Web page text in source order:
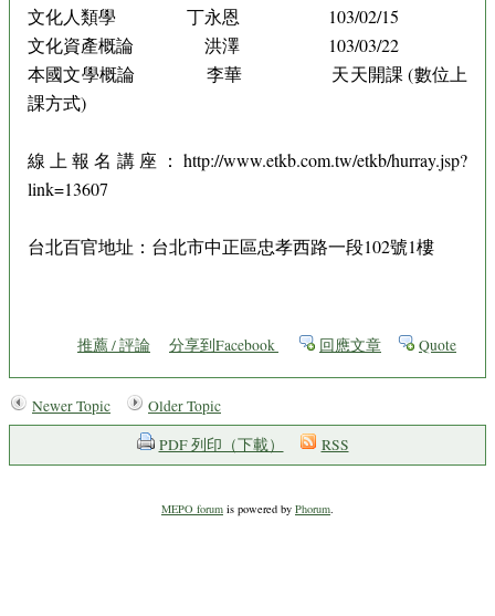
文化人類學 丁永恩 103/02/15
文化資產概論 洪澤 103/03/22
本國文學概論 李華 天天開課 (數位上
課方式)
線上報名講座：http://www.etkb.com.tw/etkb/hurray.jsp?
link=13607
台北百官地址：台北市中正區忠孝西路一段102號1樓
推薦 / 評論 分享到Facebook 回應文章 Quote
Newer Topic
Older Topic
PDF 列印（下載）
RSS
MEPO forum is powered by Phorum.